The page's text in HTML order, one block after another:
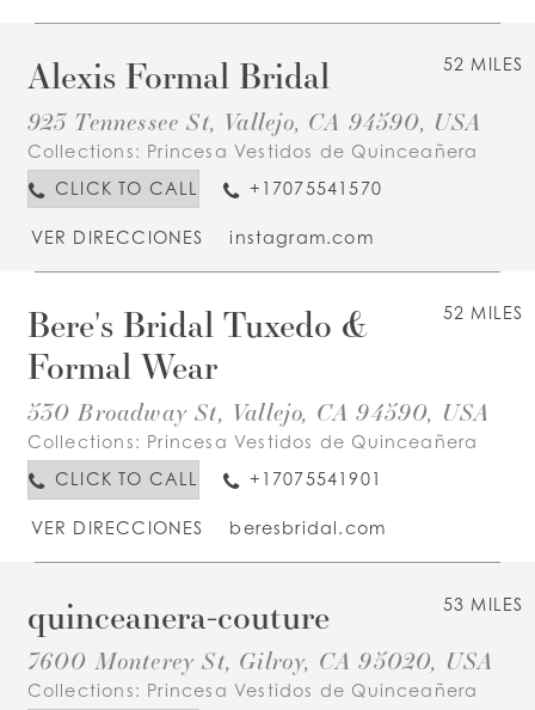
52 MILES
Alexis Formal Bridal
923 Tennessee St, Vallejo, CA 94590, USA
Collections: Princesa Vestidos de Quinceañera
CLICK TO CALL
+17075541570
VER DIRECCIONES instagram.com
52 MILES
Bere's Bridal Tuxedo &
Formal Wear
530 Broadway St, Vallejo, CA 94590, USA
Collections: Princesa Vestidos de Quinceañera
CLICK TO CALL
+17075541901
VER DIRECCIONES beresbridal.com
53 MILES
quinceanera-couture
7600 Monterey St, Gilroy, CA 95020, USA
Collections: Princesa Vestidos de Quinceañera